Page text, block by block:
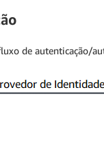
de autenticação/